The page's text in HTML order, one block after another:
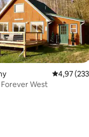
de 158 commentaires
4,97
West